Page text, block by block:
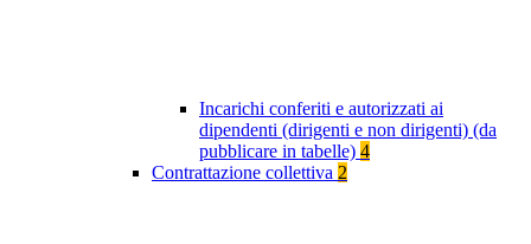
Incarichi conferiti e autorizzati ai
dipendenti (dirigenti e non dirigenti) (da
pubblicare in tabelle) 4
Contrattazione collettiva 2